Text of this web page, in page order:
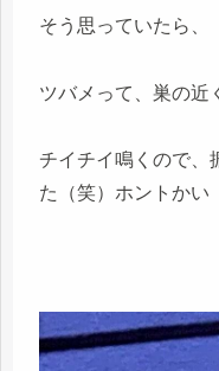
そう思っていたら、
ツバメって、巣の近
チイチイ鳴くので、
た（笑）ホントかい